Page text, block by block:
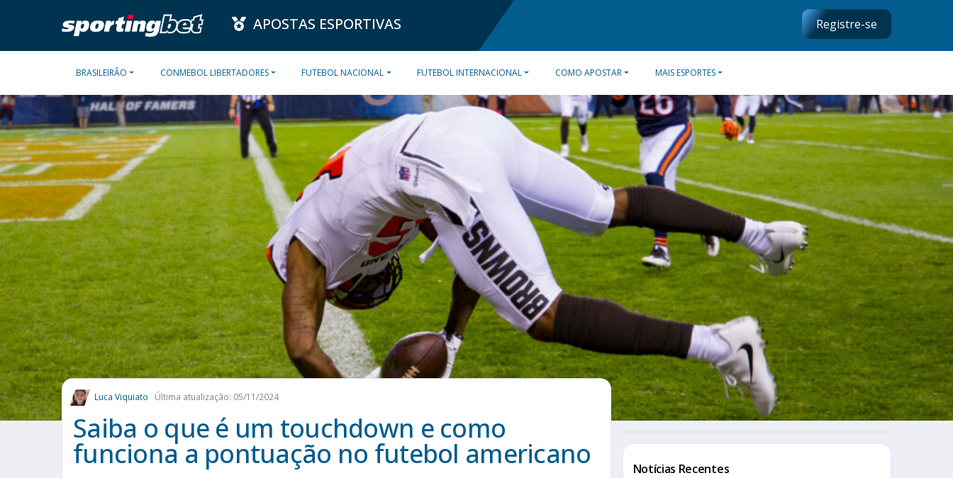
APOSTAS ESPORTIVAS Registre-se
BRASILEIRÃO CONMEBOL LIBERTADORES FUTEBOL NACIONAL FUTEBOL INTERNACIONAL COMO APOSTAR MAIS ESPORTES
Luca Viquiato Última atualização: 05/11/2024
Saiba o que é um touchdown e como
funciona a pontuação no futebol americano Notícias Recentes